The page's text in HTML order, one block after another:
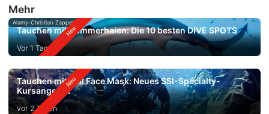
Mehr
Alamy-Christian-Zappel
Tauchen mit Hammerhaien: Die 10 besten DIVE SPOTS
Vor 1 Tag
Tauchen mit Full Face Mask: Neues SSI-Specialty-
Kursangebot
vor 2 Tagen